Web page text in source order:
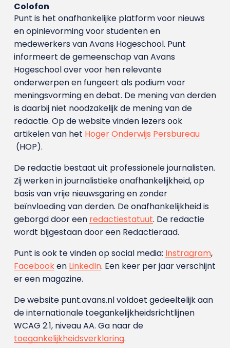
Colofon
Punt is het onafhankelijke platform voor nieuws
en opinievorming voor studenten en
medewerkers van Avans Hoge­school. Punt
informeert de gemeenschap van Avans
Hogeschool over voor hen relevante
onderwerpen en fungeert als podium voor
meningsvorming en debat. De mening van derden
is daarbij niet noodzakelijk de mening van de
redactie. Op de website vinden lezers ook
artikelen van het Hoger Onderwijs Persbureau
(HOP).
De redactie bestaat uit professionele journalisten.
Zij werken in journalistieke onafhankelijkheid, op
basis van vrije nieuwsgaring en zonder
beïnvloeding van derden. De onafhankelijkheid is
geborgd door een redactiestatuut. De redactie
wordt bijgestaan door een Redactieraad.
Punt is ook te vinden op social media: Instragram,
Facebooken LinkedIn. Een keer per jaar verschijnt
er een magazine.
De website punt.avans.nl voldoet gedeeltelijk aan
de internationale toegankelijkheidsrichtlijnen
WCAG 2.1, niveau AA. Ga naar de
toegankelijkheidsverklaring.